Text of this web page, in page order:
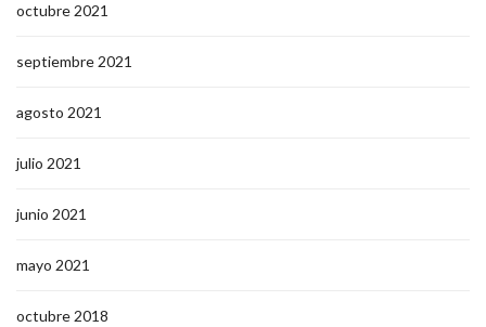
octubre 2021
septiembre 2021
agosto 2021
julio 2021
junio 2021
mayo 2021
octubre 2018